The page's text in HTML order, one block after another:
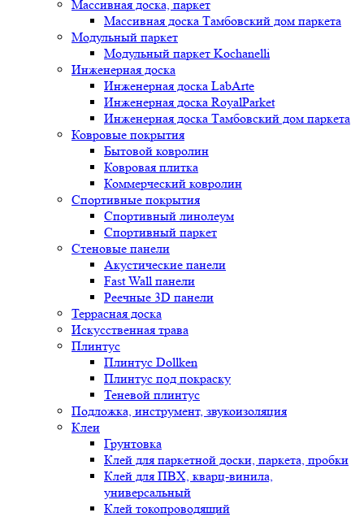
Массивная доска, паркет
Массивная доска Тамбовский дом паркета
Модульный паркет
Модульный паркет Kochanelli
Инженерная доска
Инженерная доска LabArte
Инженерная доска RoyalParket
Инженерная доска Тамбовский дом паркета
Ковровые покрытия
Бытовой ковролин
Ковровая плитка
Коммерческий ковролин
Спортивные покрытия
Спортивный линолеум
Спортивный паркет
Стеновые панели
Акустические панели
Fast Wall панели
Реечные 3D панели
Террасная доска
Искусственная трава
Плинтус
Плинтус Dollken
Плинтус под покраску
Теневой плинтус
Подложка, инструмент, звукоизоляция
Клеи
Грунтовка
Клей для паркетной доски, паркета, пробки
Клей для ПВХ, кварц-винила,
универсальный
Клей токопроводящий